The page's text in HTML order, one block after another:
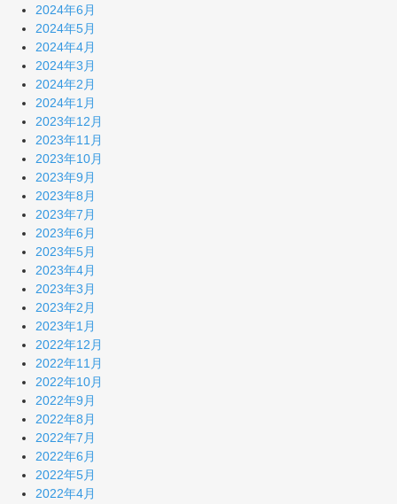
2024年6月
2024年5月
2024年4月
2024年3月
2024年2月
2024年1月
2023年12月
2023年11月
2023年10月
2023年9月
2023年8月
2023年7月
2023年6月
2023年5月
2023年4月
2023年3月
2023年2月
2023年1月
2022年12月
2022年11月
2022年10月
2022年9月
2022年8月
2022年7月
2022年6月
2022年5月
2022年4月